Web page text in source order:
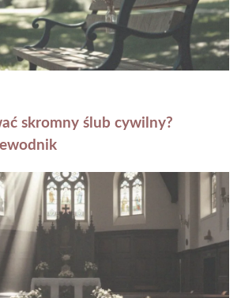
skromny ślub cywilny?